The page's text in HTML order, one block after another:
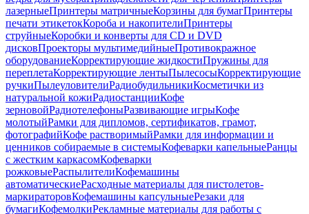
лазерныеПринтеры матричныеКорзины для бумагПринтеры
печати этикетокКороба и накопителиПринтеры
струйныеКоробки и конверты для CD и DVD
дисковПроекторы мультимедийныеПротивокражное
оборудованиеКорректирующие жидкостиПружины для
переплетаКорректирующие лентыПылесосыКорректирующие
ручкиПылеуловителиРадиобудильникиКосметички из
натуральной кожиРадиостанцииКофе
зерновойРадиотелефоныРазвивающие игрыКофе
молотыйРамки для дипломов, сертификатов, грамот,
фотографийКофе растворимыйРамки для информации и
ценников собираемые в системыКофеварки капельныеРанцы
с жестким каркасомКофеварки
рожковыеРаспылителиКофемашины
автоматическиеРасходные материалы для пистолетов-
маркираторовКофемашины капсульныеРезаки для
бумагиКофемолкиРекламные материалы для работы с